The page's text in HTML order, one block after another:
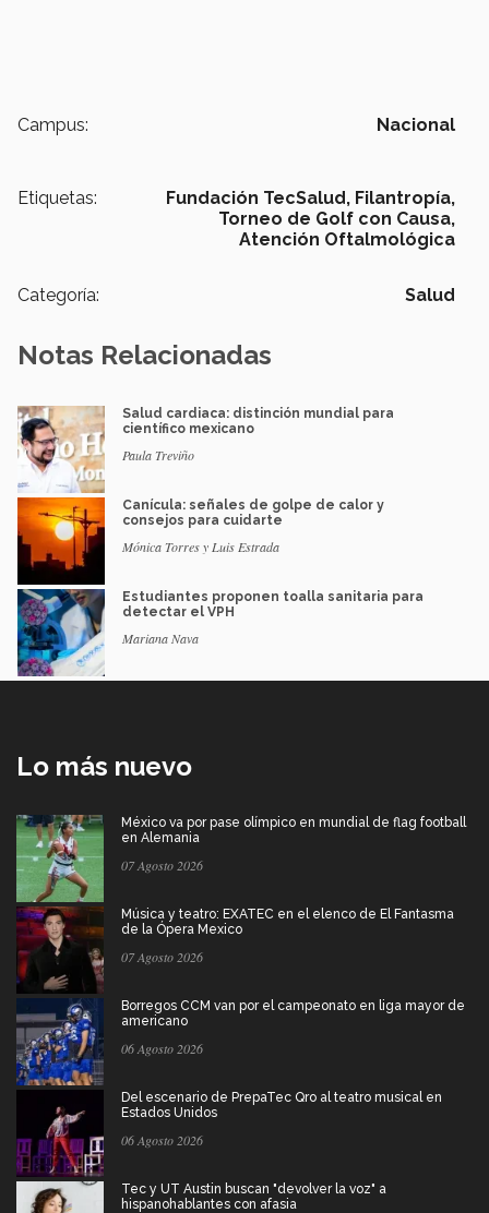
Campus: Nacional
Etiquetas: Fundación TecSalud, Filantropía,
Torneo de Golf con Causa,
Atención Oftalmológica
Categoría: Salud
Notas Relacionadas
Salud cardiaca: distinción mundial para
científico mexicano
Paula Treviño
Canícula: señales de golpe de calor y
consejos para cuidarte
Mónica Torres y Luis Estrada
Estudiantes proponen toalla sanitaria para
detectar el VPH
Mariana Nava
Lo más nuevo
México va por pase olímpico en mundial de flag football
en Alemania
07 Agosto 2026
Música y teatro: EXATEC en el elenco de El Fantasma
de la Ópera Mexico
07 Agosto 2026
Borregos CCM van por el campeonato en liga mayor de
americano
06 Agosto 2026
Del escenario de PrepaTec Qro al teatro musical en
Estados Unidos
06 Agosto 2026
Tec y UT Austin buscan "devolver la voz" a
hispanohablantes con afasia